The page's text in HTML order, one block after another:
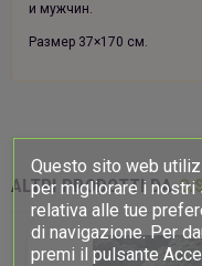
и мужчин.
Размер 37×170 см.
ALTRI PRODOTTI DA
Questo sito web
per migliorare i
relativa alle tue
di navigazione. Per
premi il pulsante